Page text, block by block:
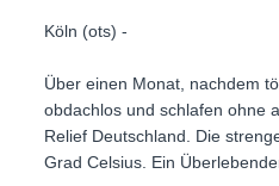
Köln (ots) -
Über einen Monat, nachdem
obdachlos und schlafen ohne
Relief Deutschland. Die
Grad Celsius. Ein